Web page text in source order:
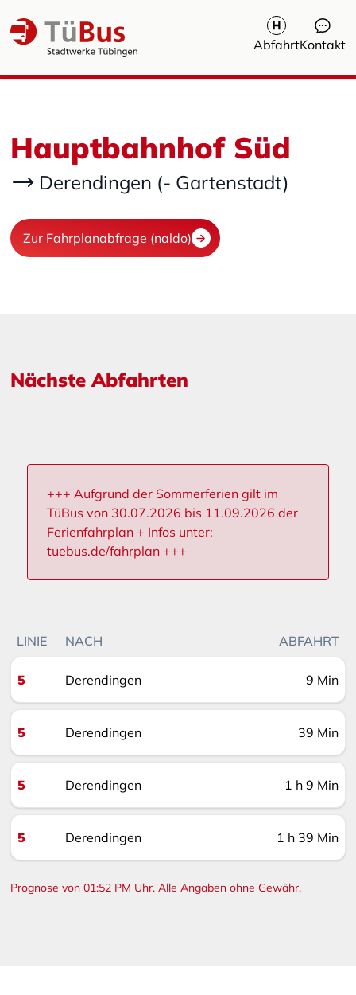
AbfahrtKontakt
Hauptbahnhof Süd
Derendingen (- Gartenstadt)
Zur Fahrplanabfrage (naldo)
Nächste Abfahrten
+++ Aufgrund der Sommerferien gilt im
TüBus von 30.07.2026 bis 11.09.2026 der
Ferienfahrplan + Infos unter:
tuebus.de/fahrplan +++
LINIE NACH ABFAHRT
5 Derendingen 9 Min
5 Derendingen 39 Min
5 Derendingen 1 h 9 Min
5 Derendingen 1 h 39 Min
Prognose von 01:52 PM Uhr. Alle Angaben ohne Gewähr.